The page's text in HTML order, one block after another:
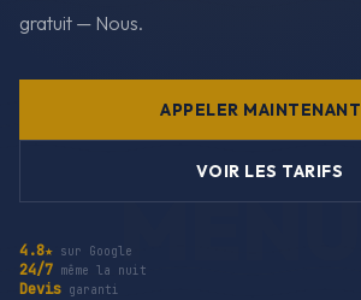
gratuit — Nous.
APPELER MAINTENANT
VOIR LES TARIFS
4.8★ sur Google
24/7 même la nuit
Devis garanti